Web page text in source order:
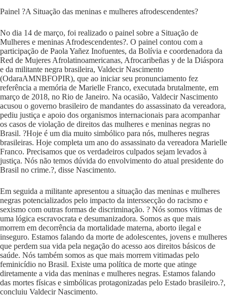
Painel ?A Situação das meninas e mulheres afrodescendentes?
No dia 14 de março, foi realizado o painel sobre a Situação de
Mulheres e meninas Afrodescendentes?. O painel contou com a
participação de Paola Yañez Inofuentes, da Bolívia e coordenadora da
Red de Mujeres Afrolatinoamericanas, Afrocaribeñas y de la Diáspora
e da militante negra brasileira, Valdecir Nascimento
(OdaraAMNBFOPIR), que ao iniciar seu pronunciamento fez
referência a memória de Marielle Franco, executada brutalmente, em
março de 2018, no Rio de Janeiro. Na ocasião, Valdecir Nascimento
acusou o governo brasileiro de mandantes do assassinato da vereadora,
pediu justiça e apoio dos organismos internacionais para acompanhar
os casos de violação de direitos das mulheres e meninas negras no
Brasil. ?Hoje é um dia muito simbólico para nós, mulheres negras
brasileiras. Hoje completa um ano do assassinato da vereadora Marielle
Franco. Precisamos que os verdadeiros culpados sejam levados à
justiça. Nós não temos dúvida do envolvimento do atual presidente do
Brasil no crime.?, disse Nascimento.
Em seguida a militante apresentou a situação das meninas e mulheres
negras potencializados pelo impacto da interssecção do racismo e
sexismo com outras formas de discriminação. ? Nós somos vítimas de
uma lógica escravocrata e desumanizadora. Somos as que mais
morrem em decorrência da mortalidade materna, aborto ilegal e
inseguro. Estamos falando da morte de adolescentes, jovens e mulheres
que perdem sua vida pela negação do acesso aos direitos básicos de
saúde. Nós também somos as que mais morrem vitimadas pelo
feminicídio no Brasil. Existe uma política de morte que atinge
diretamente a vida das meninas e mulheres negras. Estamos falando
das mortes físicas e simbólicas protagonizadas pelo Estado brasileiro.?,
concluiu Valdecir Nascimento.